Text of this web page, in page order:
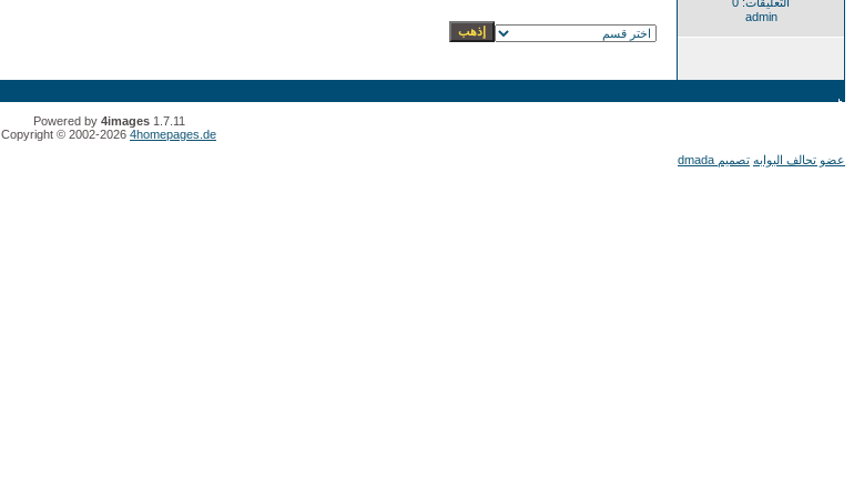
admin
Powered by 4images1.7.11
Copyright © 2002-2026 4homepages.de
عضو تحالف البوابه تصميم dmada